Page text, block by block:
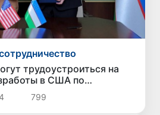
трудоустроиться на
в США по
799